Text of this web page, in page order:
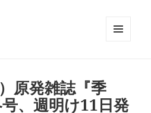
原発雑誌『季
、週明け11日発